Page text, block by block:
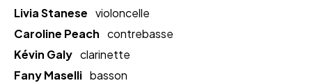
Livia Stanese violoncelle
Caroline Peach contrebasse
Kévin Galy clarinette
Fany Maselli basson